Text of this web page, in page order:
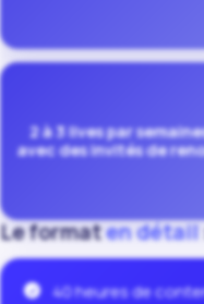
2 à 3 lives par
avec des invités de
Le formaten détail
40 heures de